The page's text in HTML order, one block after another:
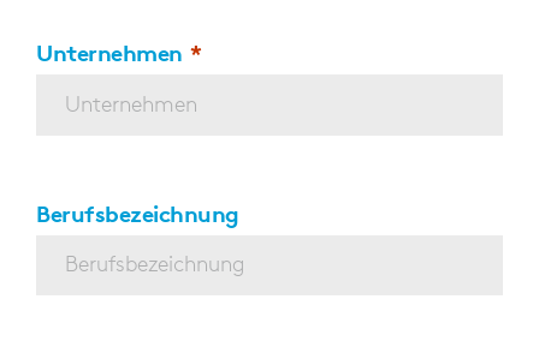
Unternehmen
Berufsbezeichnung